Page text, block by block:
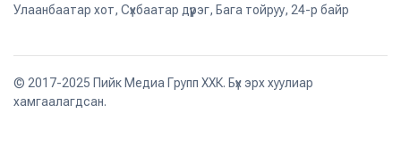
Улаанбаатар хот, Сүхбаатар дүүрэг, Бага тойруу, 24-р байр
© 2017-2025 Пийк Медиа Групп ХХК. Бүх эрх хуулиар
хамгаалагдсан.